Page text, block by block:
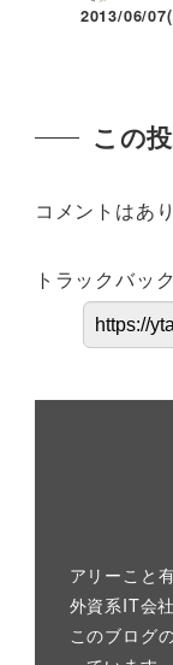
2013/06/
この
コメントはあ
トラックバッ
アリーこと
外資系IT会
このブログ